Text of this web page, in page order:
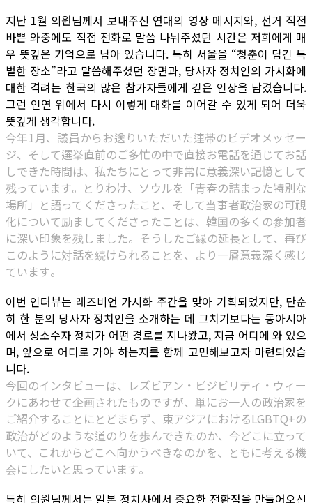
지난 1월 의원님께서 보내주신 연대의 영상 메시지와, 선거 직전
바쁜 와중에도 직접 전화로 말씀 나눠주셨던 시간은 저희에게 매
우 뜻깊은 기억으로 남아 있습니다. 특히 서울을 “청춘이 담긴 특
별한 장소”라고 말씀해주셨던 장면과, 당사자 정치인의 가시화에
대한 격려는 한국의 많은 참가자들에게 깊은 인상을 남겼습니다.
그런 인연 위에서 다시 이렇게 대화를 이어갈 수 있게 되어 더욱
뜻깊게 생각합니다.
今年1月、議員からお送りいただいた連帯のビデオメッセー
ジ、そして選挙直前のご多忙の中で直接お電話を通じてお話
しできた時間は、私たちにとって非常に意義深い記憶として
残っています。とりわけ、ソウルを「青春の詰まった特別な
場所」と語ってくださったこと、そして当事者政治家の可視
化について励ましてくださったことは、韓国の多くの参加者
に深い印象を残しました。そうしたご縁の延長として、再び
このように対話を続けられることを、より一層意義深く感じ
ています。
이번 인터뷰는 레즈비언 가시화 주간을 맞아 기획되었지만, 단순
히 한 분의 당사자 정치인을 소개하는 데 그치기보다는 동아시아
에서 성소수자 정치가 어떤 경로를 지나왔고, 지금 어디에 와 있으
며, 앞으로 어디로 가야 하는지를 함께 고민해보고자 마련되었습
니다.
今回のインタビューは、レズビアン・ビジビリティ・ウィー
クにあわせて企画されたものですが、単にお一人の政治家を
ご紹介することにとどまらず、東アジアにおけるLGBTQ+の
政治がどのような道のりを歩んできたのか、今どこに立って
いて、これからどこへ向かうべきなのかを、ともに考える機
会にしたいと思っています。
특히 의원님께서는 일본 정치사에서 중요한 전환점을 만들어오신